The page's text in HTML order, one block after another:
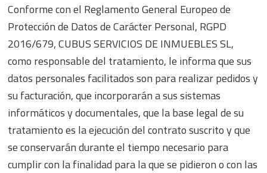
Conforme con el Reglamento General Europeo de
Protección de Datos de Carácter Personal, RGPD
2016/679, CUBUS SERVICIOS DE INMUEBLES SL,
como responsable del tratamiento, le informa que sus
datos personales facilitados son para realizar pedidos y
su facturación, que incorporarán a sus sistemas
informáticos y documentales, que la base legal de su
tratamiento es la ejecución del contrato suscrito y que
se conservarán durante el tiempo necesario para
cumplir con la finalidad para la que se pidieron o con las